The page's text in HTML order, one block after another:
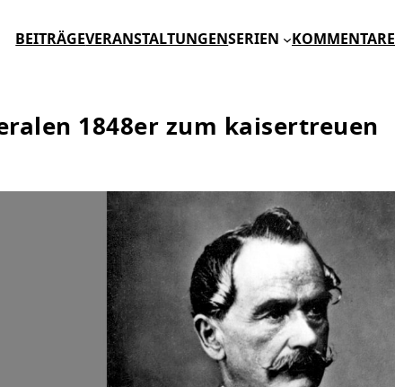
BEITRÄGEVERANSTALTUNGENSERIEN KOMMENTARE
1848er zum kaisertreuen